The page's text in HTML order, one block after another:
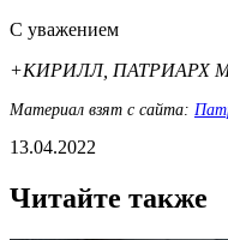
С уважением
+КИРИЛЛ, ПАТРИАРХ
Материал взят с сайта:
13.04.2022
Читайте также